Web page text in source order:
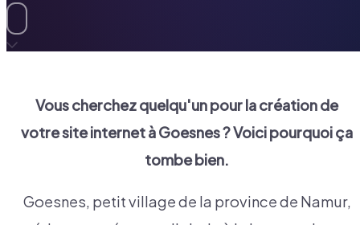
Vous cherchez quelqu'un pour la création de
votre site internet àGoesnes? Voici pourquoi ça
tombe bien.
Goesnes, petit village de la province de Namur,